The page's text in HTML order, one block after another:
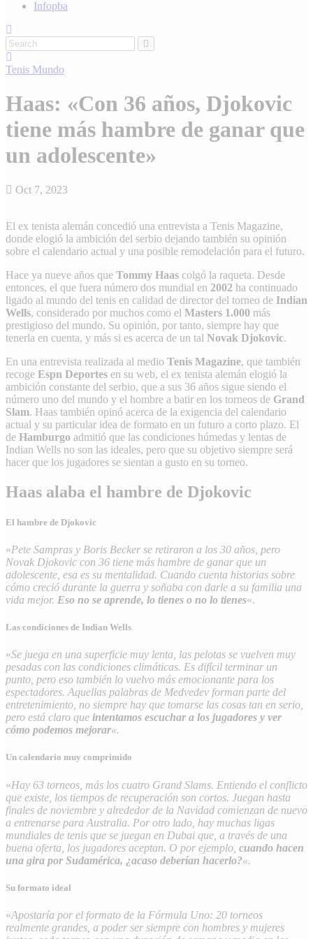
Infopba
Tenis Mundo
Haas: «Con 36 años, Djokovic
tiene más hambre de ganar que
un adolescente»
Oct 7, 2023
El ex tenista alemán concedió una entrevista a Tenis Magazine,
donde elogió la ambición del serbio dejando también su opinión
sobre el calendario actual y una posible remodelación para el futuro.
Hace ya nueve años que Tommy Haas colgó la raqueta. Desde
entonces, el que fuera número dos mundial en 2002 ha continuado
ligado al mundo del tenis en calidad de director del torneo de Indian
Wells, considerado por muchos como el Masters 1.000 más
prestigioso del mundo. Su opinión, por tanto, siempre hay que
tenerla en cuenta, y más si es acerca de un tal Novak Djokovic.
En una entrevista realizada al medio Tenis Magazine, que también
recoge Espn Deportes en su web, el ex tenista alemán elogió la
ambición constante del serbio, que a sus 36 años sigue siendo el
número uno del mundo y el hombre a batir en los torneos de Grand
Slam. Haas también opinó acerca de la exigencia del calendario
actual y su particular idea de formato en un futuro a corto plazo. El
de Hamburgo admitió que las condiciones húmedas y lentas de
Indian Wells no son las ideales, pero que su objetivo siempre será
hacer que los jugadores se sientan a gusto en su torneo.
Haas alaba el hambre de Djokovic
El hambre de Djokovic
«Pete Sampras y Boris Becker se retiraron a los 30 años, pero
Novak Djokovic con 36 tiene más hambre de ganar que un
adolescente, esa es su mentalidad. Cuando cuenta historias sobre
cómo creció durante la guerra y soñaba con darle a su familia una
vida mejor. Eso no se aprende, lo tienes o no lo tienes«.
Las condiciones de Indian Wells
«Se juega en una superficie muy lenta, las pelotas se vuelven muy
pesadas con las condiciones climáticas. Es difícil terminar un
punto, pero eso también lo vuelvo más emocionante para los
espectadores. Aquellas palabras de Medvedev forman parte del
entretenimiento, no siempre hay que tomarse las cosas tan en serio,
pero está claro que intentamos escuchar a los jugadores y ver
cómo podemos mejorar«.
Un calendario muy comprimido
«Hay 63 torneos, más los cuatro Grand Slams. Entiendo el conflicto
que existe, los tiempos de recuperación son cortos. Juegan hasta
finales de noviembre y alrededor de la Navidad comienzan de nuevo
a entrenarse para Australia. Por otro lado, hay muchas ligas
mundiales de tenis que se juegan en Dubai que, a través de una
buena oferta, los jugadores aceptan. O por ejemplo, cuando hacen
una gira por Sudamérica, ¿acaso deberían hacerlo?«.
Su formato ideal
«Apostaría por el formato de la Fórmula Uno: 20 torneos
realmente grandes, a poder ser siempre con hombres y mujeres